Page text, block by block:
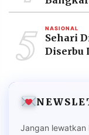
5 NASIONAL
Sehari
Diserbu
Jangan lewatkan